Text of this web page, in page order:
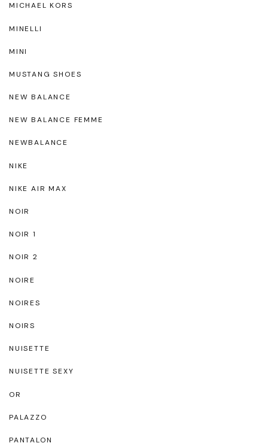
MICHAEL KORS
MINELLI
MINI
MUSTANG SHOES
NEW BALANCE
NEW BALANCE FEMME
NEWBALANCE
NIKE
NIKE AIR MAX
NOIR
NOIR 1
NOIR 2
NOIRE
NOIRES
NOIRS
NUISETTE
NUISETTE SEXY
OR
PALAZZO
PANTALON